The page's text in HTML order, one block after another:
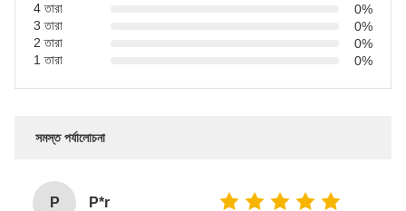
4 তারা
0%
3 তারা
0%
2 তারা
0%
1 তারা
0%
সমস্ত পর্যালোচনা
P P*r